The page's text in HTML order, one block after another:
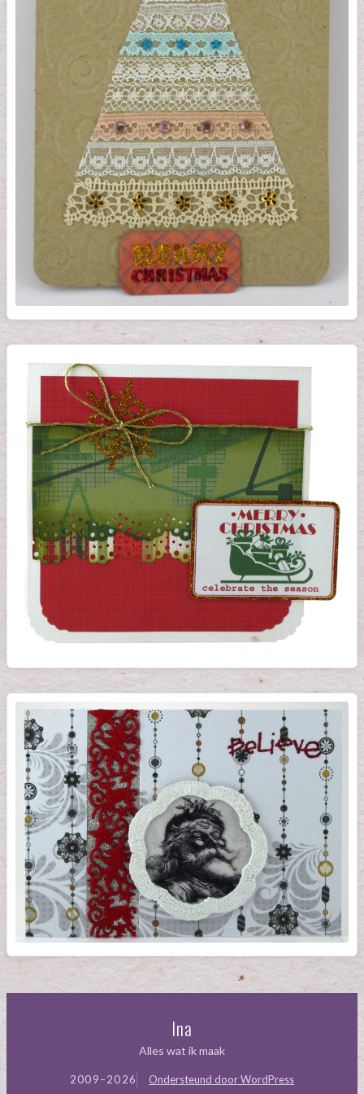
Ina
Alles wat ik maak
2009–2026 Ondersteund door WordPress